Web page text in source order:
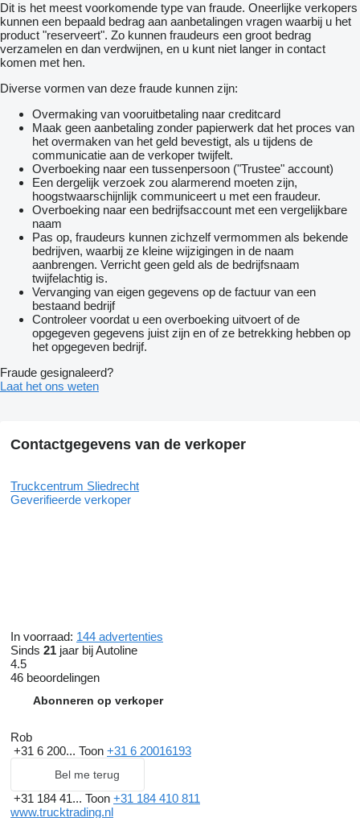
Dit is het meest voorkomende type van fraude. Oneerlijke verkopers
kunnen een bepaald bedrag aan aanbetalingen vragen waarbij u het
product "reserveert". Zo kunnen fraudeurs een groot bedrag
verzamelen en dan verdwijnen, en u kunt niet langer in contact
komen met hen.
Diverse vormen van deze fraude kunnen zijn:
Overmaking van vooruitbetaling naar creditcard
Maak geen aanbetaling zonder papierwerk dat het proces van
het overmaken van het geld bevestigt, als u tijdens de
communicatie aan de verkoper twijfelt.
Overboeking naar een tussenpersoon ("Trustee" account)
Een dergelijk verzoek zou alarmerend moeten zijn,
hoogstwaarschijnlijk communiceert u met een fraudeur.
Overboeking naar een bedrijfsaccount met een vergelijkbare
naam
Pas op, fraudeurs kunnen zichzelf vermommen als bekende
bedrijven, waarbij ze kleine wijzigingen in de naam
aanbrengen. Verricht geen geld als de bedrijfsnaam
twijfelachtig is.
Vervanging van eigen gegevens op de factuur van een
bestaand bedrijf
Controleer voordat u een overboeking uitvoert of de
opgegeven gegevens juist zijn en of ze betrekking hebben op
het opgegeven bedrijf.
Fraude gesignaleerd?
Laat het ons weten
Contactgegevens van de verkoper
Truckcentrum Sliedrecht
Geverifieerde verkoper
In voorraad: 144 advertenties
Sinds 21 jaar bij Autoline
4.5
46 beoordelingen
Abonneren op verkoper
Rob
+31 6 200... Toon +31 6 20016193
Bel me terug
+31 184 41... Toon +31 184 410 811
www.trucktrading.nl